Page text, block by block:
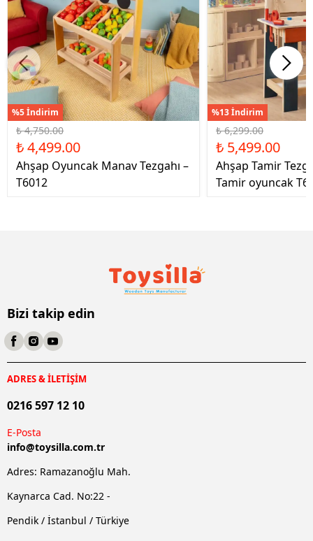
%5 İndirim
₺ 4,750.00
₺ 4,499.00
Ahşap Oyuncak Manav Tezgahı –
T6012
%13 İndirim
₺ 6,299.00
₺ 5,499.00
Ahşap Tamir
Tamir oyuncak
Bizi takip edin
ADRES & İLETİŞİM
0216 597 12 10
E-Posta
info@toysilla.com.tr
Adres: Ramazanoğlu Mah.
Kaynarca Cad. No:22 -
Pendik / İstanbul / Türkiye